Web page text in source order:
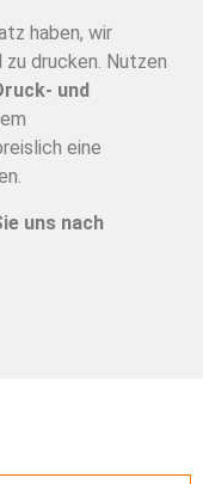
haben, wir
drucken. Nutzen
und
eine
uns nach